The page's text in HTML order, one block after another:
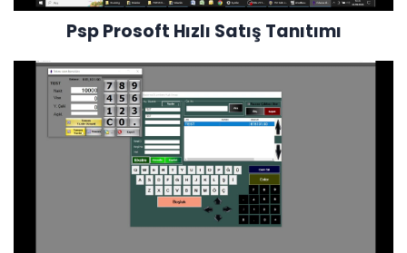
Psp Prosoft Hızlı Satış Tanıtımı